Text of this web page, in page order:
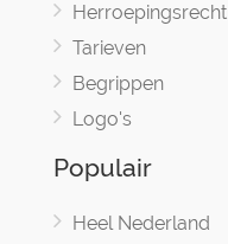
Herroepingsrecht
Tarieven
Begrippen
Logo's
Populair
Heel Nederland